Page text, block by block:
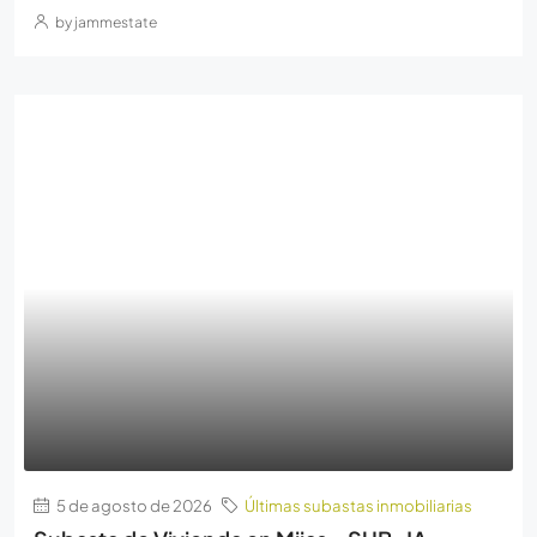
by jammestate
5 de agosto de 2026 Últimas subastas inmobiliarias